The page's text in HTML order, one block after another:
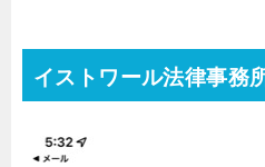
イストワール法律事務